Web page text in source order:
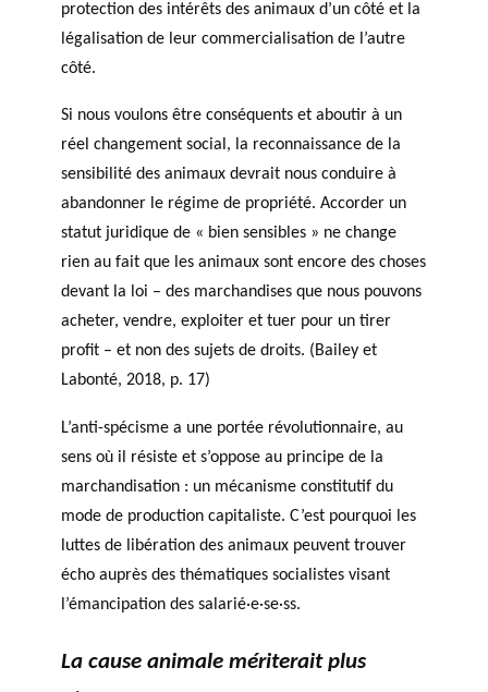
protection des intérêts des animaux d’un côté et la
légalisation de leur commercialisation de l’autre
côté.
Si nous voulons être conséquents et aboutir à un
réel changement social, la reconnaissance de la
sensibilité des animaux devrait nous conduire à
abandonner le régime de propriété. Accorder un
statut juridique de « bien sensibles » ne change
rien au fait que les animaux sont encore des choses
devant la loi – des marchandises que nous pouvons
acheter, vendre, exploiter et tuer pour un tirer
profit – et non des sujets de droits. (Bailey et
Labonté, 2018, p. 17)
L’anti-spécisme a une portée révolutionnaire, au
sens où il résiste et s’oppose au principe de la
marchandisation : un mécanisme constitutif du
mode de production capitaliste. C’est pourquoi les
luttes de libération des animaux peuvent trouver
écho auprès des thématiques socialistes visant
l’émancipation des salarié·e·se·ss.
La cause animale mériterait plus